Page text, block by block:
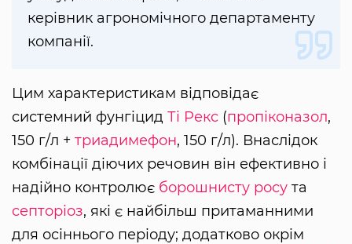
керівник агрономічного департаменту
компанії.
Цим характеристикам відповідає
системний фунгіцид Ті Рекс (пропіконазол,
150 г/л + триадимефон, 150 г/л). Внаслідок
комбінації діючих речовин він ефективно і
надійно контролює борошнисту росу та
септоріоз, які є найбільш притаманними
для осіннього періоду; додатково окрім